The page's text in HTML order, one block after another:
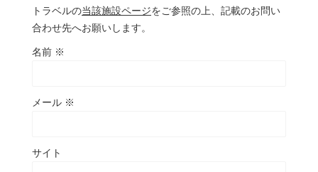
トラベルの当該施設ページをご参照の上、記載のお問い
合わせ先へお願いします。
名前 ※
メール ※
サイト